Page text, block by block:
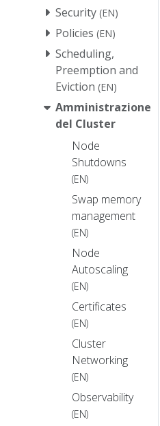
Security (EN)
Policies (EN)
Scheduling,
Preemption and
Eviction (EN)
Amministrazione
del Cluster
Node
Shutdowns
(EN)
Swap memory
management
(EN)
Node
Autoscaling
(EN)
Certificates
(EN)
Cluster
Networking
(EN)
Observability
(EN)